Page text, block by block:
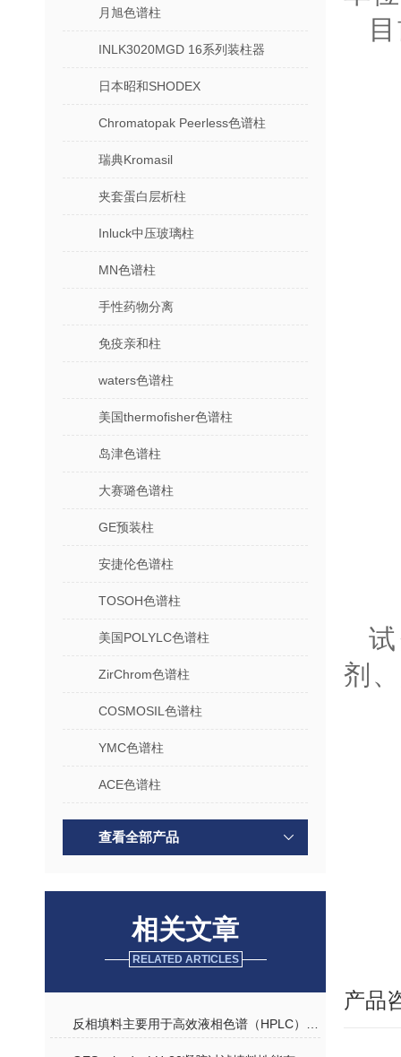
月旭色谱柱
INLK3020MGD 16系列装柱器
日本昭和SHODEX
Chromatopak Peerless色谱柱
瑞典Kromasil
夹套蛋白层析柱
Inluck中压玻璃柱
MN色谱柱
手性药物分离
免疫亲和柱
waters色谱柱
美国thermofisher色谱柱
岛津色谱柱
大赛璐色谱柱
GE预装柱
安捷伦色谱柱
TOSOH色谱柱
美国POLYLC色谱柱
ZirChrom色谱柱
COSMOSIL色谱柱
YMC色谱柱
ACE色谱柱
查看全部产品
相关文章
RELATED ARTICLES
剂
产品